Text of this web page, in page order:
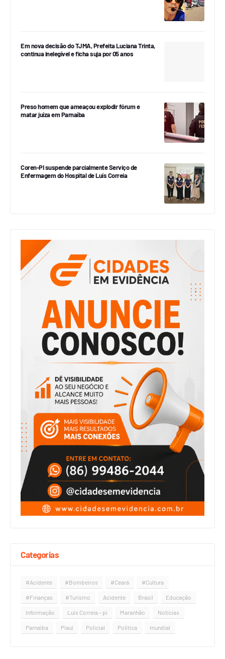
Em nova decisão do TJMA, Prefeita Luciana Trinta,
continua inelegível e ficha suja por 05 anos
Preso homem que ameaçou explodir fórum e
matar juíza em Parnaíba
Coren-PI suspende parcialmente Serviço de
Enfermagem do Hospital de Luís Correia
Categorias
#Acidente #Bombeiros #Ceará #Cultura
#Finanças #Turismo Acidente Brasil Educação
Informação Luís Correia - pi Maranhão Notícias
Parnaíba Piauí Policial Política mundial